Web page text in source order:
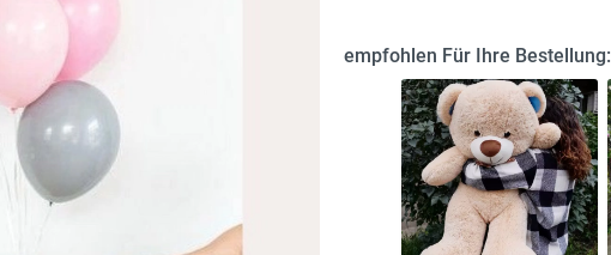
empfohlen Für Ihre Bestellung: